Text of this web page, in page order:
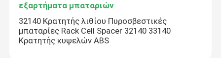
εξαρτήματα μπαταριών
32140 Κρατητής λιθίου Πυροσβεστικές
μπαταρίες Rack Cell Spacer 32140 33140
Κρατητής κυψελών ABS